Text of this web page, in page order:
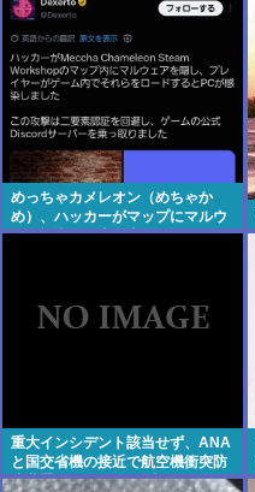
めっちゃカメレオン（めちゃか
め）、ハッカーがマップにマルウ
ェア埋込み、大炎上www
重大インシデント該当せず、ANA
と国交省機の接近で航空機衝突防
止装置（TCAS）の警報が作動し